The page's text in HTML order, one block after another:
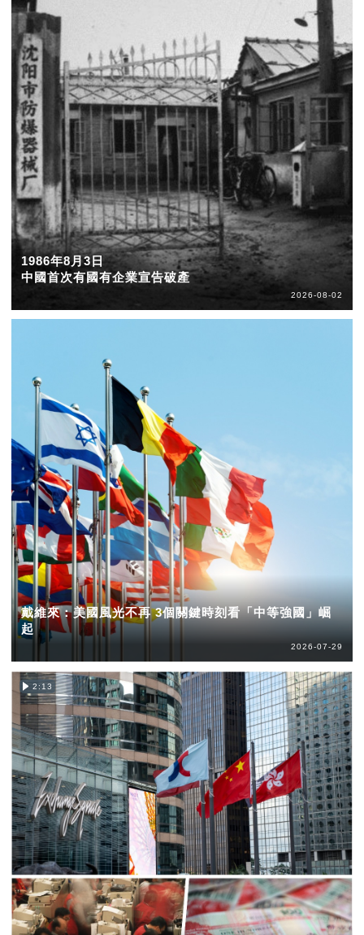
1986年8月3日
中國首次有國有企業宣告破產
2026-08-02
戴維來：美國風光不再 3個關鍵時刻看「中等強國」崛
起
2026-07-29
2:13